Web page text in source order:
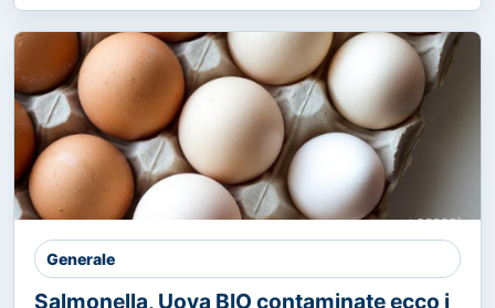
Generale
Salmonella, Uova BIO contaminate ecco i